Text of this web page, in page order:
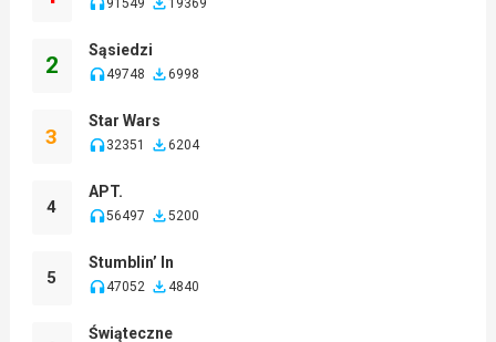
2
Sąsiedzi
49748 6998
3
Star Wars
32351 6204
4
APT.
56497 5200
5
Stumblin’ In
47052 4840
Świąteczne